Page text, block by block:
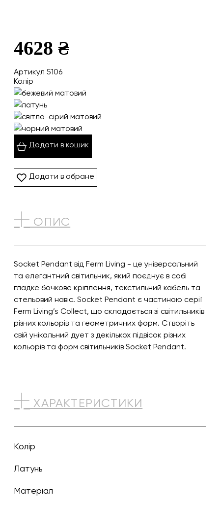
4628 ₴
Артикул 5106
Колір
Додати в кошик
Додати в обране
ОПИС
Socket Pendant від Ferm Living - це універсальний
та елегантний світильник, який поєднує в собі
гладке бочкове кріплення, текстильний кабель та
стельовий навіс. Socket Pendant є частиною серії
Ferm Living’s Collect, що складається зі світильників
різних кольорів та геометричних форм. Створіть
свій унікальний дует з декількох підвісок різних
кольорів та форм світильників Socket Pendant.
ХАРАКТЕРИСТИКИ
Колір
латунь
Матеріал